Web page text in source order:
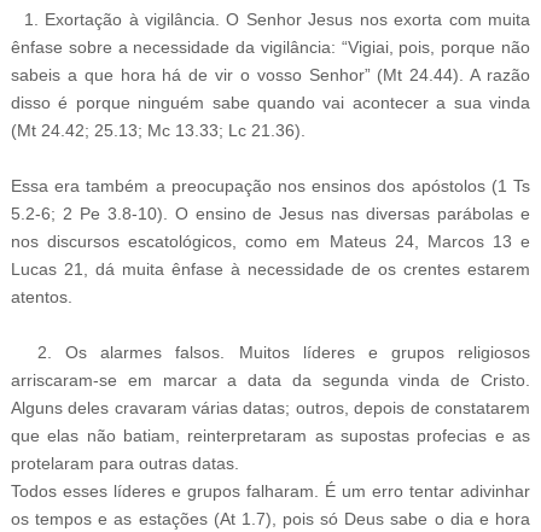
1. Exortação à vigilância. O Senhor Jesus nos exorta com muita
ênfase sobre a necessidade da vigilância: “Vigiai, pois, porque não
sabeis a que hora há de vir o vosso Senhor” (Mt 24.44). A razão
disso é porque ninguém sabe quando vai acontecer a sua vinda
(Mt 24.42; 25.13; Mc 13.33; Lc 21.36).
Essa era também a preocupação nos ensinos dos apóstolos (1 Ts
5.2-6; 2 Pe 3.8-10). O ensino de Jesus nas diversas parábolas e
nos discursos escatológicos, como em Mateus 24, Marcos 13 e
Lucas 21, dá muita ênfase à necessidade de os crentes estarem
atentos.
2. Os alarmes falsos. Muitos líderes e grupos religiosos
arriscaram-se em marcar a data da segunda vinda de Cristo.
Alguns deles cravaram várias datas; outros, depois de constatarem
que elas não batiam, reinterpretaram as supostas profecias e as
protelaram para outras datas.
Todos esses líderes e grupos falharam. É um erro tentar adivinhar
os tempos e as estações (At 1.7), pois só Deus sabe o dia e hora